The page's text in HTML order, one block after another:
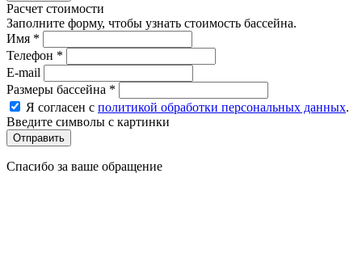
Расчет стоимости
Заполните форму, чтобы узнать стоимость бассейна.
Имя *
Телефон *
E-mail
Размеры бассейна *
Я согласен с политикой обработки персональных данных.
Введите символы с картинки
Спасибо за ваше обращение